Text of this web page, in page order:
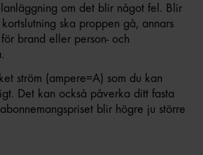
om det blir något fel. Blir
ska proppen gå, annars
brand eller person- och
ström (ampere=A) som du kan
Det kan också påverka ditt fasta
blir högre ju större